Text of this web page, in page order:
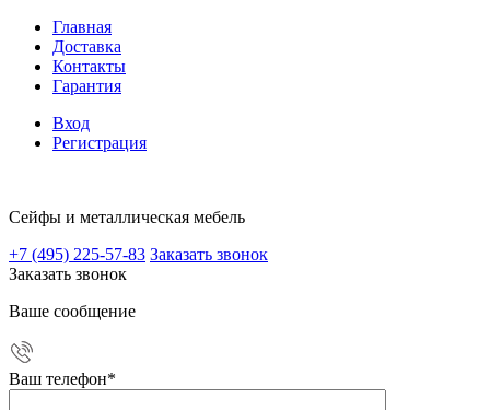
Главная
Доставка
Контакты
Гарантия
Вход
Регистрация
Сейфы и металлическая мебель
+7 (495) 225-57-83 Заказать звонок
Заказать звонок
Ваше сообщение
Ваш телефон*